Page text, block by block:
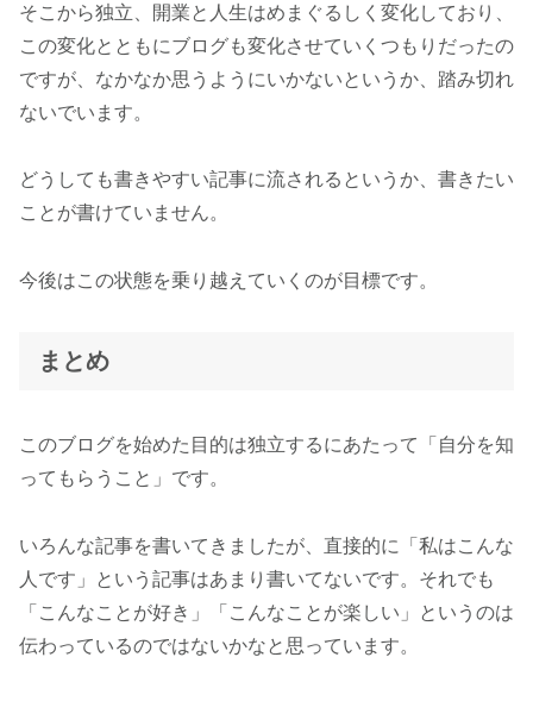
そこから独立、開業と人生はめまぐるしく変化しており、
この変化とともにブログも変化させていくつもりだったの
ですが、なかなか思うようにいかないというか、踏み切れ
ないでいます。
どうしても書きやすい記事に流されるというか、書きたい
ことが書けていません。
今後はこの状態を乗り越えていくのが目標です。
まとめ
このブログを始めた目的は独立するにあたって「自分を知
ってもらうこと」です。
いろんな記事を書いてきましたが、直接的に「私はこんな
人です」という記事はあまり書いてないです。それでも
「こんなことが好き」「こんなことが楽しい」というのは
伝わっているのではないかなと思っています。